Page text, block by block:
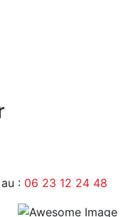
: 06 23 12 24 48